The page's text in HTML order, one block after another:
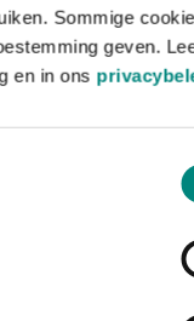
Sommige
geven.
en in ons